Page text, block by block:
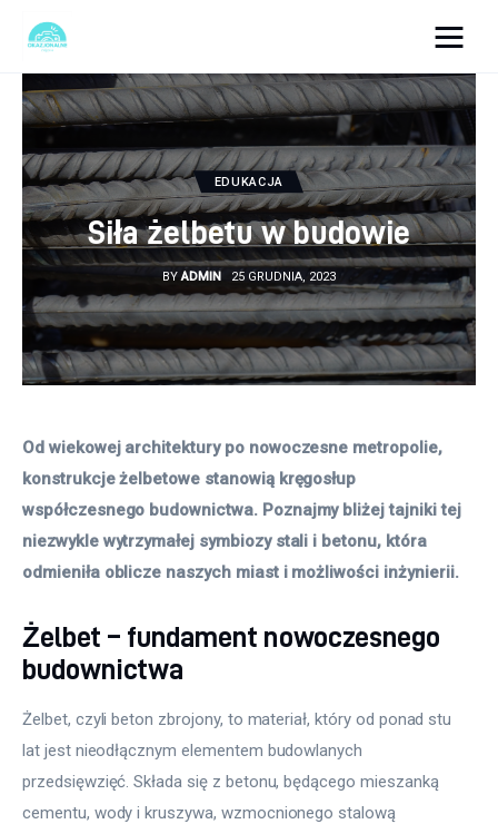
Turystyka
Lifestyle
Dom i ogród
Uroda
Zdrowie
EDUKACJA
Siła żelbetu w budowie
BY ADMIN 25 GRUDNIA, 2023
Od wiekowej architektury po nowoczesne metropolie,
konstrukcje żelbetowe stanowią kręgosłup
współczesnego budownictwa. Poznajmy bliżej tajniki tej
niezwykle wytrzymałej symbiozy stali i betonu, która
odmieniła oblicze naszych miast i możliwości inżynierii.
Żelbet – fundament nowoczesnego
budownictwa
Żelbet, czyli beton zbrojony, to materiał, który od ponad stu
lat jest nieodłącznym elementem budowlanych
przedsięwzięć. Składa się z betonu, będącego mieszanką
cementu, wody i kruszywa, wzmocnionego stalową